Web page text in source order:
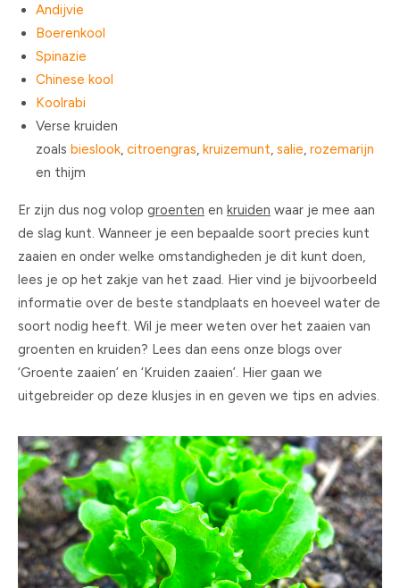
Andijvie
Boerenkool
Spinazie
Chinese kool
Koolrabi
Verse kruiden
zoals bieslook, citroengras, kruizemunt, salie, rozemarijn
en thijm
Er zijn dus nog volop groenten en kruiden waar je mee aan
de slag kunt. Wanneer je een bepaalde soort precies kunt
zaaien en onder welke omstandigheden je dit kunt doen,
lees je op het zakje van het zaad. Hier vind je bijvoorbeeld
informatie over de beste standplaats en hoeveel water de
soort nodig heeft. Wil je meer weten over het zaaien van
groenten en kruiden? Lees dan eens onze blogs over
‘Groente zaaien’ en ‘Kruiden zaaien’. Hier gaan we
uitgebreider op deze klusjes in en geven we tips en advies.